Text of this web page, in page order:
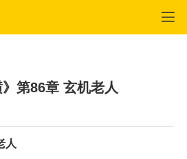
》第86章 玄机老人
人